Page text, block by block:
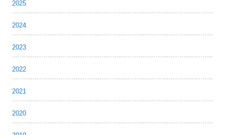
2025
2024
2023
2022
2021
2020